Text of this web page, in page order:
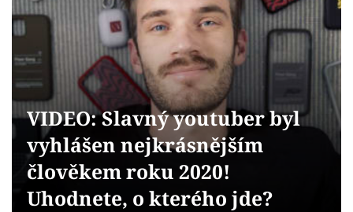
Youtubeři
Virály
Sex a vztahy
Videa
Sledujte prima+
VIDEO: Slavný youtuber byl
vyhlášen nejkrásnějším
člověkem roku 2020!
Uhodnete, o kterého jde?